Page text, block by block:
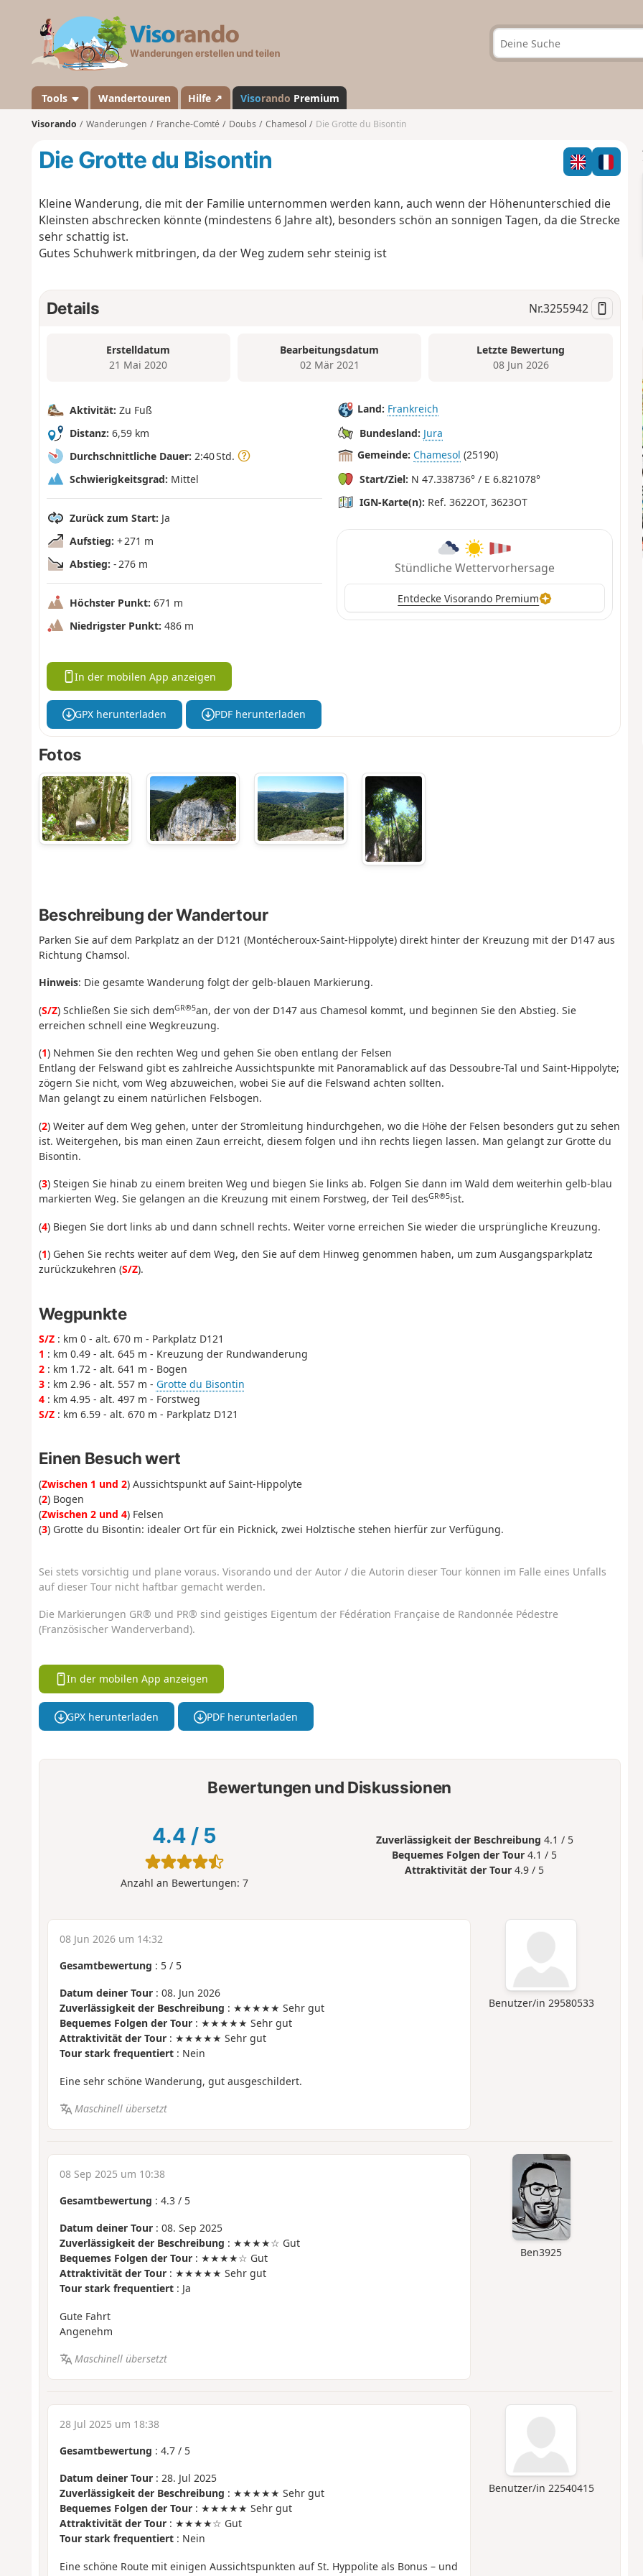
a
n
d
Tools Wandertouren Hilfe ↗ Visorando Premium
Visorando Wanderungen Franche-Comté Doubs Chamesol Die Grotte du Bisontin
Die Grotte du Bisontin
Kleine Wanderung, die mit der Familie unternommen werden kann, auch wenn der Höhenunterschied die
Kleinsten abschrecken könnte (mindestens 6 Jahre alt), besonders schön an sonnigen Tagen, da die Strecke
sehr schattig ist.
Gutes Schuhwerk mitbringen, da der Weg zudem sehr steinig ist
Details Nr.3255942
Erstelldatum
21 Mai 2020
Bearbeitungsdatum
02 Mär 2021
Letzte Bewertung
08 Jun 2026
Aktivität: Zu Fuß
Distanz: 6,59 km
Durchschnittliche Dauer: 2:40 Std.
Schwierigkeitsgrad: Mittel
Zurück zum Start: Ja
Aufstieg: + 271 m
Abstieg: - 276 m
Höchster Punkt: 671 m
Niedrigster Punkt: 486 m
Land: Frankreich
Bundesland: Jura
Gemeinde: Chamesol (25190)
Start/Ziel: N 47.338736° / E 6.821078°
IGN-Karte(n): Ref. 3622OT, 3623OT
Stündliche Wettervorhersage
Entdecke Visorando Premium
In der mobilen App anzeigen
GPX herunterladen PDF herunterladen
Fotos
Beschreibung der Wandertour
Parken Sie auf dem Parkplatz an der D121 (Montécheroux-Saint-Hippolyte) direkt hinter der Kreuzung mit der D147 aus
Richtung Chamsol.
Hinweis: Die gesamte Wanderung folgt der gelb-blauen Markierung.
(S/Z) Schließen Sie sich demGR®5an, der von der D147 aus Chamesol kommt, und beginnen Sie den Abstieg. Sie
erreichen schnell eine Wegkreuzung.
(1) Nehmen Sie den rechten Weg und gehen Sie oben entlang der Felsen
Entlang der Felswand gibt es zahlreiche Aussichtspunkte mit Panoramablick auf das Dessoubre-Tal und Saint-Hippolyte;
zögern Sie nicht, vom Weg abzuweichen, wobei Sie auf die Felswand achten sollten.
Man gelangt zu einem natürlichen Felsbogen.
(2) Weiter auf dem Weg gehen, unter der Stromleitung hindurchgehen, wo die Höhe der Felsen besonders gut zu sehen
ist. Weitergehen, bis man einen Zaun erreicht, diesem folgen und ihn rechts liegen lassen. Man gelangt zur Grotte du
Bisontin.
(3) Steigen Sie hinab zu einem breiten Weg und biegen Sie links ab. Folgen Sie dann im Wald dem weiterhin gelb-blau
markierten Weg. Sie gelangen an die Kreuzung mit einem Forstweg, der Teil desGR®5ist.
(4) Biegen Sie dort links ab und dann schnell rechts. Weiter vorne erreichen Sie wieder die ursprüngliche Kreuzung.
(1) Gehen Sie rechts weiter auf dem Weg, den Sie auf dem Hinweg genommen haben, um zum Ausgangsparkplatz
zurückzukehren (S/Z).
Wegpunkte
S/Z: km 0 - alt. 670 m - Parkplatz D121
1 : km 0.49 - alt. 645 m - Kreuzung der Rundwanderung
2: km 1.72 - alt. 641 m - Bogen
3: km 2.96 - alt. 557 m - Grotte du Bisontin
4: km 4.95 - alt. 497 m - Forstweg
S/Z: km 6.59 - alt. 670 m - Parkplatz D121
Einen Besuch wert
(Zwischen 1 und 2) Aussichtspunkt auf Saint-Hippolyte
(2) Bogen
(Zwischen 2 und 4) Felsen
(3) Grotte du Bisontin: idealer Ort für ein Picknick, zwei Holztische stehen hierfür zur Verfügung.
Sei stets vorsichtig und plane voraus. Visorando und der Autor / die Autorin dieser Tour können im Falle eines Unfalls
auf dieser Tour nicht haftbar gemacht werden.
Die Markierungen GR® und PR® sind geistiges Eigentum der Fédération Française de Randonnée Pédestre
(Französischer Wanderverband).
In der mobilen App anzeigen
GPX herunterladen PDF herunterladen
Bewertungen und Diskussionen
4.4 / 5
Anzahl an Bewertungen: 7
Zuverlässigkeit der Beschreibung 4.1 / 5
Bequemes Folgen der Tour 4.1 / 5
Attraktivität der Tour 4.9 / 5
Benutzer/in 29580533
08 Jun 2026 um 14:32
Gesamtbewertung : 5/ 5
Datum deiner Tour: 08. Jun 2026
Zuverlässigkeit der Beschreibung : ★★★★★ Sehr gut
Bequemes Folgen der Tour: ★★★★★ Sehr gut
Attraktivität der Tour: ★★★★★ Sehr gut
Tour stark frequentiert: Nein
Eine sehr schöne Wanderung, gut ausgeschildert.
Maschinell übersetzt
Ben3925
08 Sep 2025 um 10:38
Gesamtbewertung : 4.3/ 5
Datum deiner Tour: 08. Sep 2025
Zuverlässigkeit der Beschreibung : ★★★★☆ Gut
Bequemes Folgen der Tour: ★★★★☆ Gut
Attraktivität der Tour: ★★★★★ Sehr gut
Tour stark frequentiert: Ja
Gute Fahrt
Angenehm
Maschinell übersetzt
Benutzer/in 22540415
28 Jul 2025 um 18:38
Gesamtbewertung : 4.7/ 5
Datum deiner Tour: 28. Jul 2025
Zuverlässigkeit der Beschreibung : ★★★★★ Sehr gut
Bequemes Folgen der Tour: ★★★★★ Sehr gut
Attraktivität der Tour: ★★★★☆ Gut
Tour stark frequentiert: Nein
Eine schöne Route mit einigen Aussichtspunkten auf St. Hyppolite als Bonus – und